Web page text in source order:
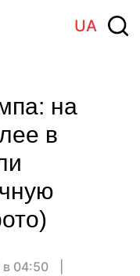
UA
на
в
в 04:50